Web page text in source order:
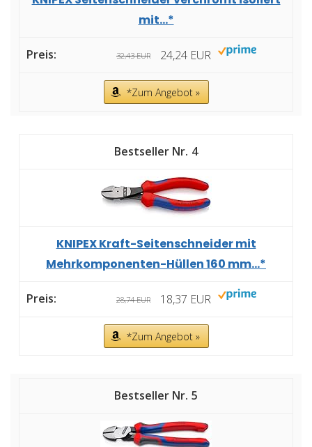
mit...*
32,43 EUR 24,24 EUR
*Zum Angebot »
4
KNIPEX Kraft-Seitenschneider mit
Mehrkomponenten-Hüllen 160 mm...*
28,74 EUR 18,37 EUR
*Zum Angebot »
5